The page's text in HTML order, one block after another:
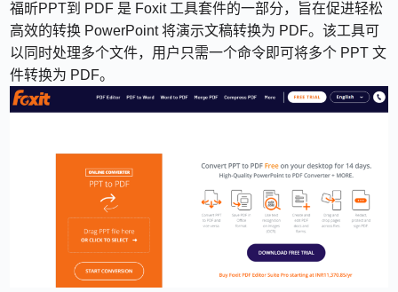
福昕PPT到 PDF 是 Foxit 工具套件的一部分，旨在促进轻松
高效的转换 PowerPoint 将演示文稿转换为 PDF。该工具可
以同时处理多个文件，用户只需一个命令即可将多个 PPT 文
件转换为 PDF。